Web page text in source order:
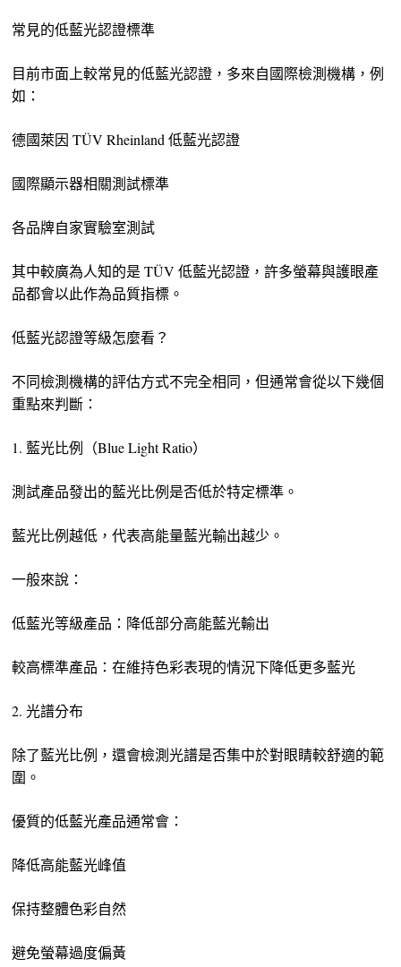
常見的低藍光認證標準
目前市面上較常見的低藍光認證，多來自國際檢測機構，例
如：
德國萊因 TÜV Rheinland 低藍光認證
國際顯示器相關測試標準
各品牌自家實驗室測試
其中較廣為人知的是 TÜV 低藍光認證，許多螢幕與護眼產
品都會以此作為品質指標。
低藍光認證等級怎麼看？
不同檢測機構的評估方式不完全相同，但通常會從以下幾個
重點來判斷：
1. 藍光比例（Blue Light Ratio）
測試產品發出的藍光比例是否低於特定標準。
藍光比例越低，代表高能量藍光輸出越少。
一般來說：
低藍光等級產品：降低部分高能藍光輸出
較高標準產品：在維持色彩表現的情況下降低更多藍光
2. 光譜分布
除了藍光比例，還會檢測光譜是否集中於對眼睛較舒適的範
圍。
優質的低藍光產品通常會：
降低高能藍光峰值
保持整體色彩自然
避免螢幕過度偏黃